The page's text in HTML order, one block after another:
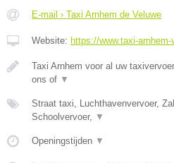
E-mail › Taxi Arnhem de Veluwe
Website: https://www.taxi-arnhem-
Taxi Arnhem voor al uw
ons of ▼
Straat taxi, Luchthavenvervoer,
Schoolvervoer, ▼
Openingstijden ▼